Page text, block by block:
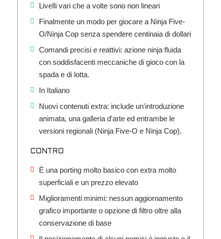
Livelli vari che a volte sono non lineari
Finalmente un modo per giocare a Ninja Five-
O/Ninja Cop senza spendere centinaia di dollari
Comandi precisi e reattivi: azione ninja fluida
con soddisfacenti meccaniche di gioco con la
spada e di lotta.
In Italiano
Nuovi contenuti extra: include un'introduzione
animata, una galleria d'arte ed entrambe le
versioni regionali (Ninja Five-O e Ninja Cop).
CONTRO
È una porting molto basico con extra molto
superficiali e un prezzo elevato
Miglioramenti minimi: nessun aggiornamento
grafico importante o opzione di filtro oltre alla
conservazione di base